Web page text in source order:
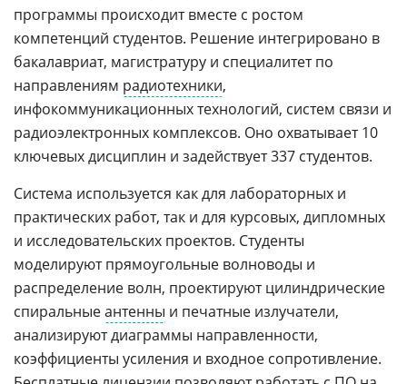
программы происходит вместе с ростом
компетенций студентов. Решение интегрировано в
бакалавриат, магистратуру и специалитет по
направлениям радиотехники,
инфокоммуникационных технологий, систем связи и
радиоэлектронных комплексов. Оно охватывает 10
ключевых дисциплин и задействует 337 студентов.
Система используется как для лабораторных и
практических работ, так и для курсовых, дипломных
и исследовательских проектов. Студенты
моделируют прямоугольные волноводы и
распределение волн, проектируют цилиндрические
спиральныеантенны и печатные излучатели,
анализируют диаграммы направленности,
коэффициенты усиления и входное сопротивление.